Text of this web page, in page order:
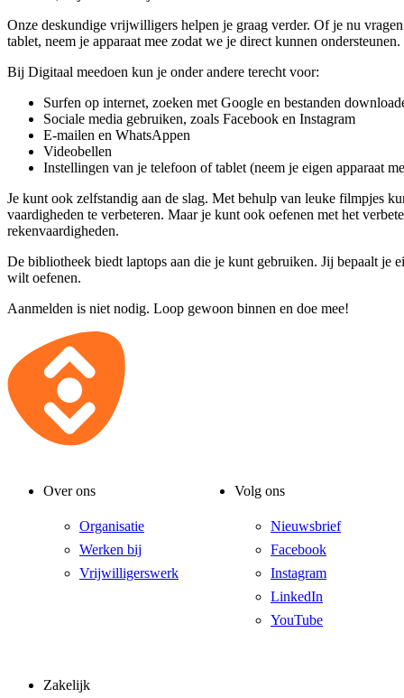
Onze deskundige vrijwilligers helpen je graag verder. Of je nu
tablet, neem je apparaat mee zodat we je direct kunnen ondersteunen.
Bij Digitaal meedoen kun je onder andere terecht voor:
Surfen op internet, zoeken met Google en bestanden
Sociale media gebruiken, zoals Facebook en Instagram
E-mailen en WhatsAppen
Videobellen
Instellingen van je telefoon of tablet (neem je eigen apparaat
Je kunt ook zelfstandig aan de slag. Met behulp van leuke filmpjes
vaardigheden te verbeteren. Maar je kunt ook oefenen met het
rekenvaardigheden.
De bibliotheek biedt laptops aan die je kunt gebruiken. Jij bepaalt je
wilt oefenen.
Aanmelden is niet nodig. Loop gewoon binnen en doe mee!
Over ons
Organisatie
Werken bij
Vrijwilligerswerk
Volg ons
Nieuwsbrief
Facebook
Instagram
LinkedIn
YouTube
Zakelijk